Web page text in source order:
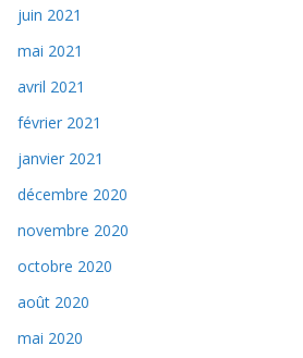
juin 2021
mai 2021
avril 2021
février 2021
janvier 2021
décembre 2020
novembre 2020
octobre 2020
août 2020
mai 2020